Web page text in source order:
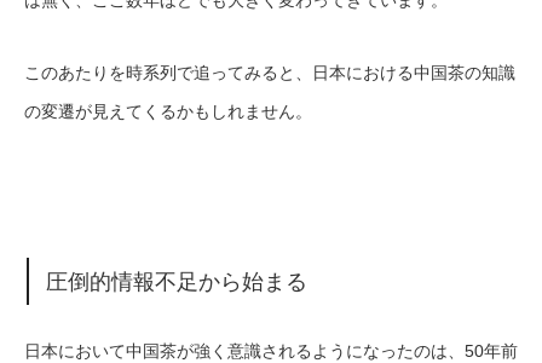
このあたりを時系列で追ってみると、日本における中国茶の知識
の変遷が見えてくるかもしれません。
圧倒的情報不足から始まる
日本において中国茶が強く意識されるようになったのは、50年前